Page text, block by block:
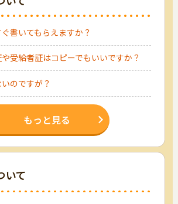
書いてもらえますか？
受給者証はコピーでもいいですか？
のですが？
もっと見る
いて